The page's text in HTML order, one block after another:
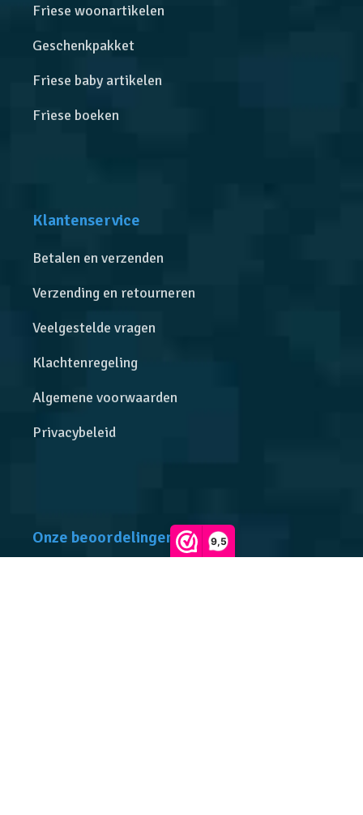
9,5
Friese woonartikelen
Geschenkpakket
Friese baby artikelen
Friese boeken
Klantenservice
Betalen en verzenden
Verzending en retourneren
Veelgestelde vragen
Klachtenregeling
Algemene voorwaarden
Privacybeleid
Onze beoordelingen